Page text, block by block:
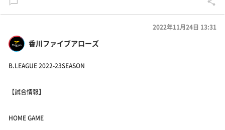
香川ファイブアローズ
2022年11月24日 13:31
B.LEAGUE 2022-23SEASON
【試合情報】
HOME GAME